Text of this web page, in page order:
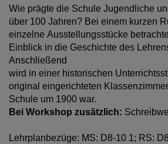
Wie prägte die Schule Jugendliche
über 100 Jahren? Bei einem kurzen
einzelne Ausstellungsstücke
Einblick in die Geschichte des
Anschließend
wird in einer historischen
original eingerichteten
Schule um 1900 war.
Bei Workshop zusätzlich:
Lehrplanbezüge: MS: D8-10 1; RS: